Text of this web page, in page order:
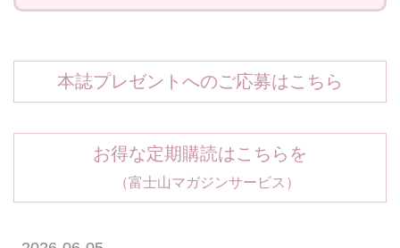
本誌プレゼントへのご応募はこちら
お得な定期購読はこちらを
（富士山マガジンサービス）